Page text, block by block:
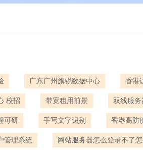
广东广州旗锐数据中心 香港
校招 带宽租用前景 双线服
可研 手写文字识别 香港高防
管理系统 网站服务器怎么登录不了